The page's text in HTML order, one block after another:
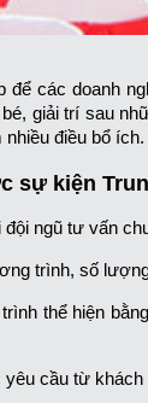
để các doanh
giải trí sau
điều bổ
sự kiện
ngũ tư vấn
trình, số
thể hiện
cầu từ